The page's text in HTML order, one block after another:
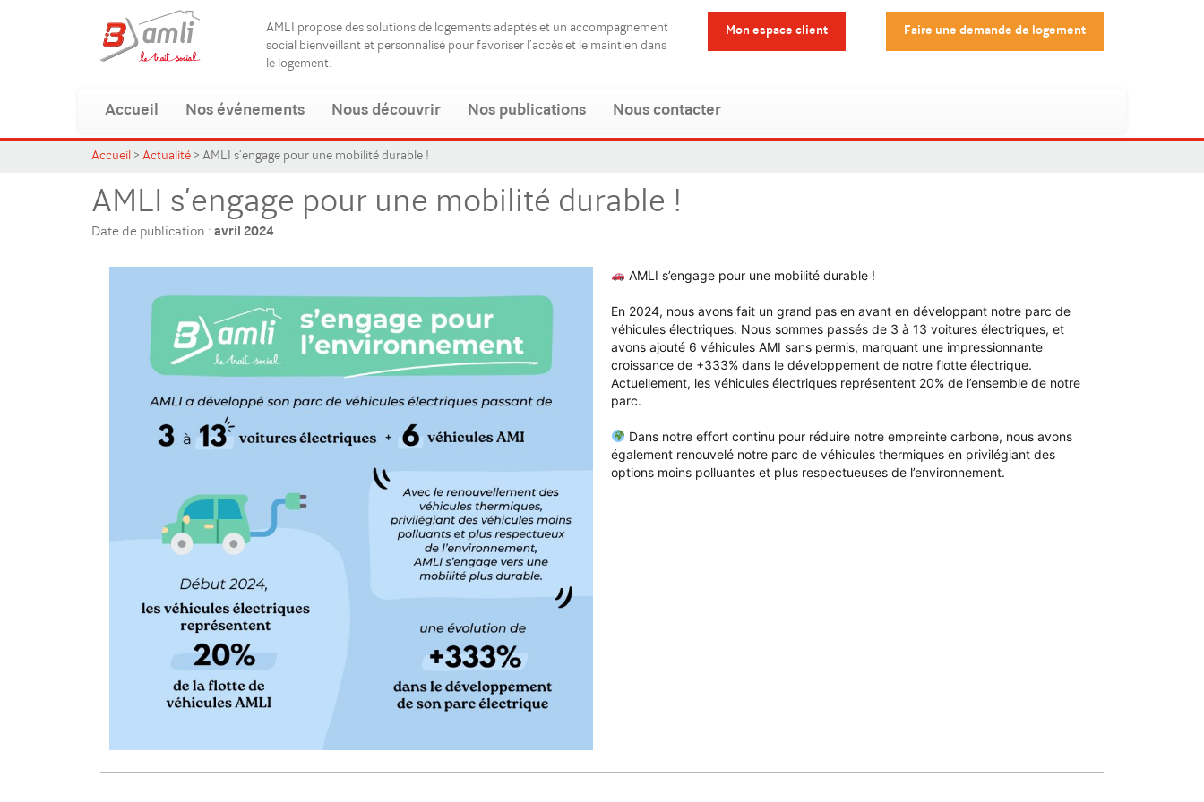
AMLI propose des solutions de logements adaptés et un accompagnement
social bienveillant et personnalisé pour favoriser l’accès et le maintien dans
le logement.
Mon espace client Faire une demande de logement
Accueil Nos événements Nous découvrir Nos publications Nous contacter
Accueil > Actualité > AMLI s’engage pour une mobilité durable !
AMLI s’engage pour une mobilité durable !
Date de publication : avril 2024
AMLI s’engage pour une mobilité durable !
En 2024, nous avons fait un grand pas en avant en développant notre parc de
véhicules électriques. Nous sommes passés de 3 à 13 voitures électriques, et
avons ajouté 6 véhicules AMI sans permis, marquant une impressionnante
croissance de +333% dans le développement de notre flotte électrique.
Actuellement, les véhicules électriques représentent 20% de l’ensemble de notre
parc.
Dans notre effort continu pour réduire notre empreinte carbone, nous avons
également renouvelé notre parc de véhicules thermiques en privilégiant des
options moins polluantes et plus respectueuses de l’environnement.